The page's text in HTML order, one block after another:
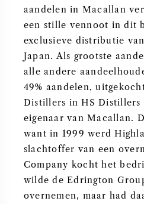
aandelen in Macallan
een stille vennoot in dit
exclusieve distributie
Japan. Als grootste
alle andere
49% aandelen,
Distillers in HS Distillers
eigenaar van Macallan.
want in 1999 werd
slachtoffer van een
Company kocht het
wilde de Edrington
overnemen, maar had